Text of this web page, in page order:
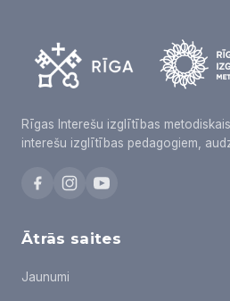
Rīgas Interešu izglītības
interešu izglītības pedagogiem,
Ātrās saites
Jaunumi